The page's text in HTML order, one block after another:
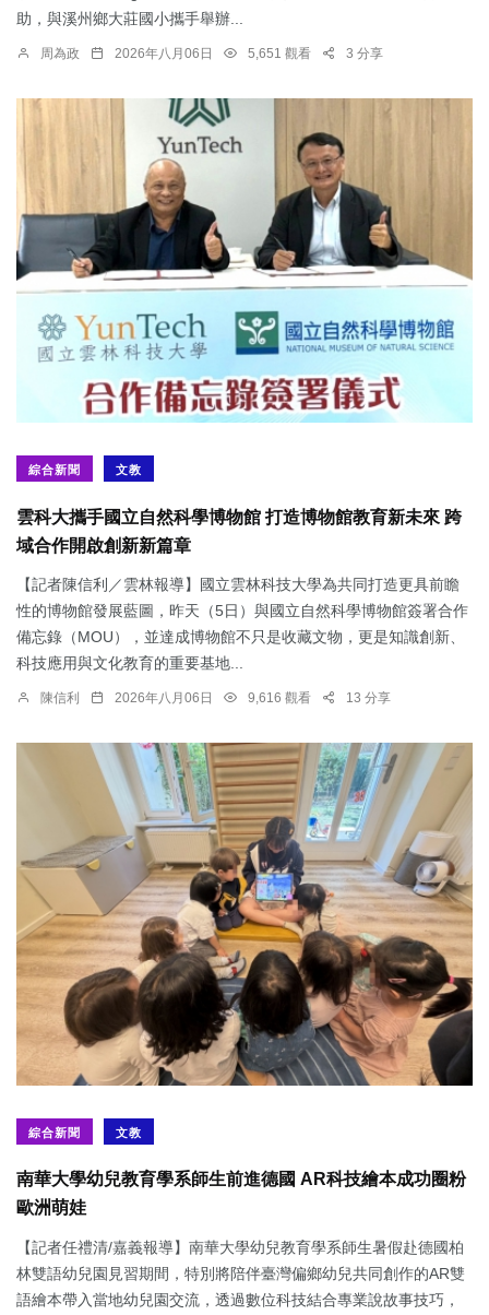
助，與溪州鄉大莊國小攜手舉辦...
周為政 2026年八月06日 5,651 觀看 3 分享
綜合新聞 文教
雲科大攜手國立自然科學博物館 打造博物館教育新未來 跨
域合作開啟創新新篇章
【記者陳信利／雲林報導】國立雲林科技大學為共同打造更具前瞻
性的博物館發展藍圖，昨天（5日）與國立自然科學博物館簽署合作
備忘錄（MOU），並達成博物館不只是收藏文物，更是知識創新、
科技應用與文化教育的重要基地...
陳信利 2026年八月06日 9,616 觀看 13 分享
綜合新聞 文教
南華大學幼兒教育學系師生前進德國 AR科技繪本成功圈粉
歐洲萌娃
【記者任禮清/嘉義報導】南華大學幼兒教育學系師生暑假赴德國柏
林雙語幼兒園見習期間，特別將陪伴臺灣偏鄉幼兒共同創作的AR雙
語繪本帶入當地幼兒園交流，透過數位科技結合專業說故事技巧，